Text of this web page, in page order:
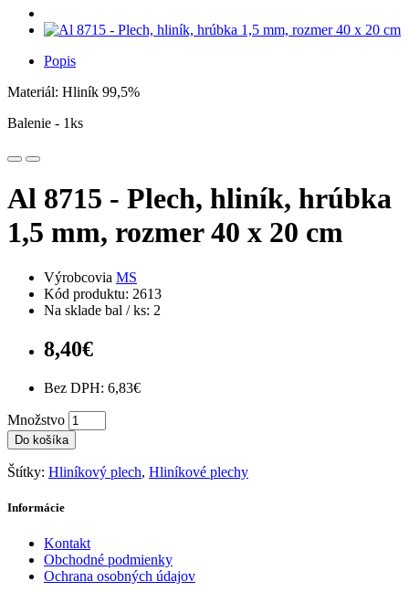
Popis
Materiál: Hliník 99,5%
Balenie - 1ks
Al 8715 - Plech, hliník, hrúbka
1,5 mm, rozmer 40 x 20 cm
Výrobcovia MS
Kód produktu: 2613
Na sklade bal / ks: 2
8,40€
Bez DPH: 6,83€
Množstvo
Do košíka
Štítky: Hliníkový plech, Hliníkové plechy
Informácie
Kontakt
Obchodné podmienky
Ochrana osobných údajov